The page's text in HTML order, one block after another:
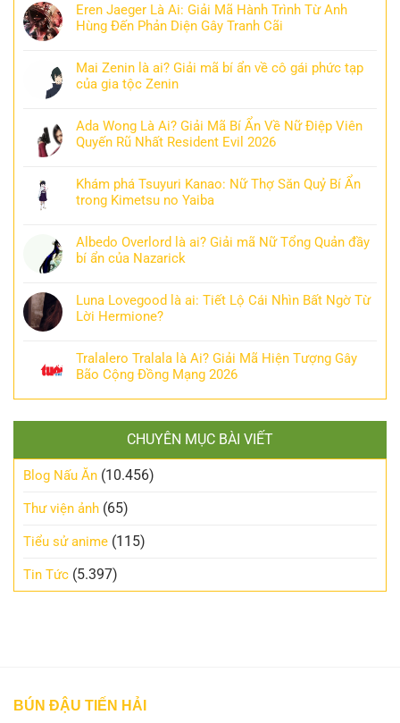
Eren Jaeger Là Ai: Giải Mã Hành Trình Từ Anh
Hùng Đến Phản Diện Gây Tranh Cãi
Mai Zenin là ai? Giải mã bí ẩn về cô gái phức tạp
của gia tộc Zenin
Ada Wong Là Ai? Giải Mã Bí Ẩn Về Nữ Điệp Viên
Quyến Rũ Nhất Resident Evil 2026
Khám phá Tsuyuri Kanao: Nữ Thợ Săn Quỷ Bí Ẩn
trong Kimetsu no Yaiba
Albedo Overlord là ai? Giải mã Nữ Tổng Quản đầy
bí ẩn của Nazarick
Luna Lovegood là ai: Tiết Lộ Cái Nhìn Bất Ngờ Từ
Lời Hermione?
Tralalero Tralala là Ai? Giải Mã Hiện Tượng Gây
Bão Cộng Đồng Mạng 2026
CHUYÊN MỤC BÀI VIẾT
Blog Nấu Ăn (10.456)
Thư viện ảnh (65)
Tiểu sử anime (115)
Tin Tức (5.397)
BÚN ĐẬU TIẾN HẢI